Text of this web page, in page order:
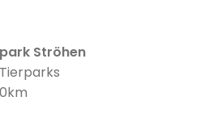
Ströhen